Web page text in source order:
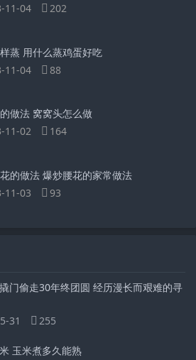
11-04
202
蒸 用什么蒸鸡蛋好吃
11-04
88
做法 窝窝头怎么做
11-02
164
的做法 爆炒腰花的家常做法
11-03
93
门偷走30年终团圆 经历漫长而艰难的寻
31
255
玉米煮多久能熟